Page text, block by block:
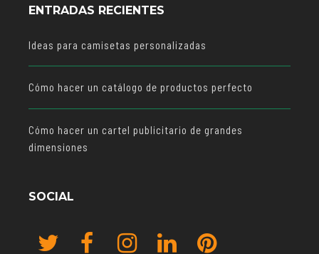
ENTRADAS RECIENTES
Ideas para camisetas personalizadas
Cómo hacer un catálogo de productos perfecto
Cómo hacer un cartel publicitario de grandes
dimensiones
SOCIAL